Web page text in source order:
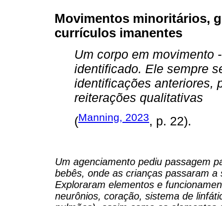
Movimentos minoritários,
currículos imanentes
Um corpo em movimento
identificado. Ele sempre
identificações anteriores,
reiterações qualitativas
(Manning, 2023, p. 22).
Um agenciamento pediu passagem
bebês, onde as crianças passaram
Exploraram elementos e
neurônios, coração, sistema de